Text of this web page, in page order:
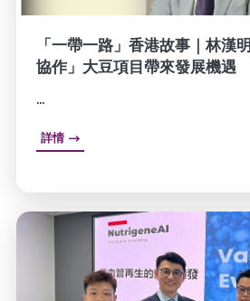
「一帶一路」香港故事｜林漢
協作」大豆項目帶來發展機遇
...
詳情